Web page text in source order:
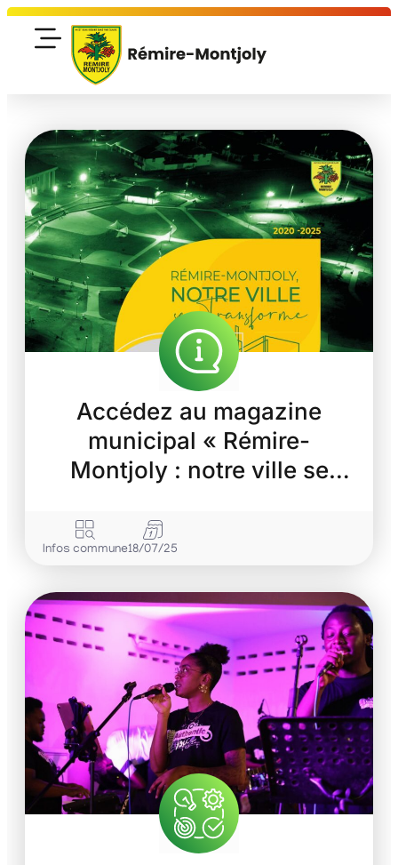
Accédez au magazine
municipal « Rémire-
Montjoly : notre ville se
Infos commune18/07/25